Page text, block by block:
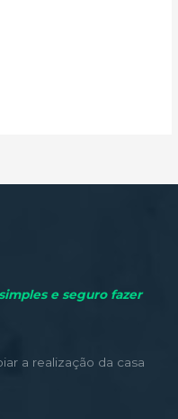
e seguro fazer
a realização da casa